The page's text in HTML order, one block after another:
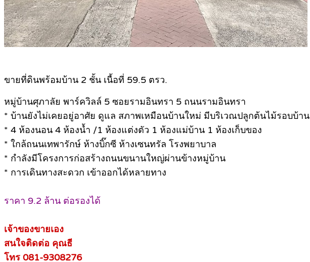
ขายที่ดินพร้อมบ้าน 2 ชั้น เนื้อที่ 59.5 ตรว.
หมู่บ้านศุภาลัย พาร์ควิลล์ 5 ซอยรามอินทรา 5 ถนนรามอินทรา
* บ้านยังไม่เคยอยู่อาศัย ดูแล สภาพเหมือนบ้านใหม่ มีบริเวณปลูกต้นไม้รอบบ้าน
* 4 ห้องนอน 4 ห้องน้ำ /1 ห้องแต่งตัว 1 ห้องแม่บ้าน 1 ห้องเก็บของ
* ใกล้ถนนเทพารักษ์ ห้างบิ๊กซี ห้างเซนทรัล โรงพยาบาล
* กำลังมีโครงการก่อสร้างถนนขนานใหญ่ผ่านข้างหมู่บ้าน
* การเดินทางสะดวก เข้าออกได้หลายทาง
ราคา 9.2 ล้าน ต่อรองได้
เจ้าของขายเอง
สนใจติดต่อ คุณธี
โทร 081-9308276